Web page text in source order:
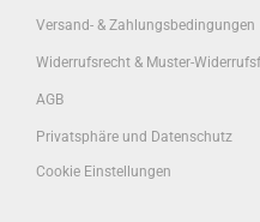
Versand- & Zahlungsbedingungen
Widerrufsrecht & Muster-
AGB
Privatsphäre und Datenschutz
Cookie Einstellungen